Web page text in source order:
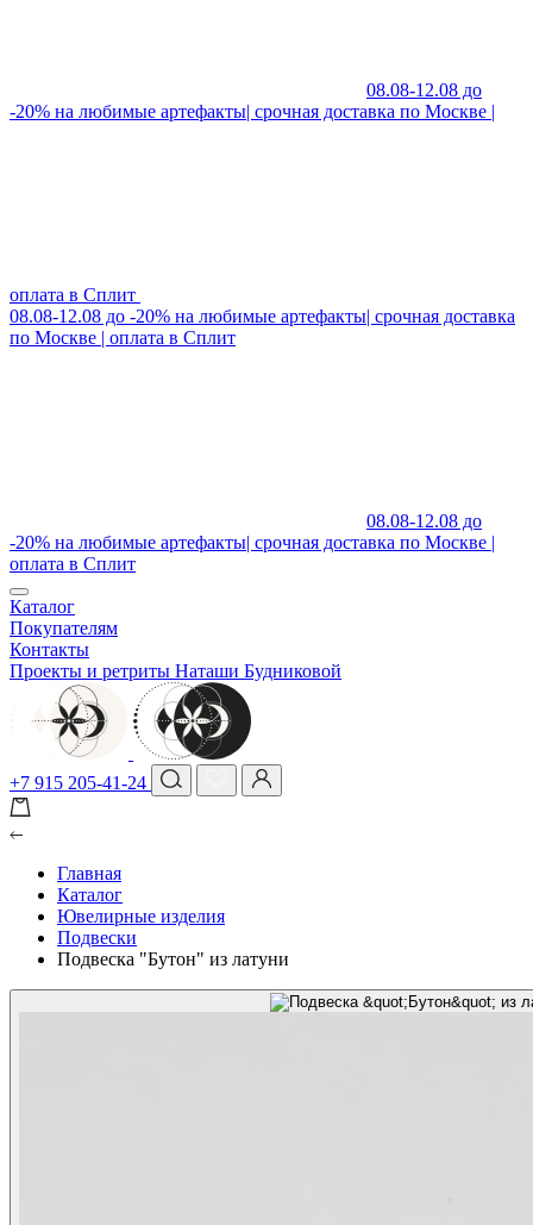
08.08-12.08 до
-20% на любимые артефакты| срочная доставка по Москве |
оплата в Сплит
08.08-12.08 до -20% на любимые артефакты| срочная доставка
по Москве | оплата в Сплит
08.08-12.08 до
-20% на любимые артефакты| срочная доставка по Москве |
оплата в Сплит
Каталог
Покупателям
Контакты
Проекты и ретриты Наташи Будниковой
+7 915 205-41-24
Главная
Каталог
Ювелирные изделия
Подвески
Подвеска "Бутон" из латуни